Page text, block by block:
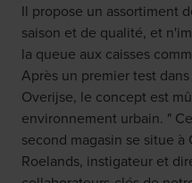
Il propose un assortiment
saison et de qualité, et
la queue aux caisses
Après un premier test
Overijse, le concept est
environnement urbain. "
second magasin se situe à
Roelands, instigateur et